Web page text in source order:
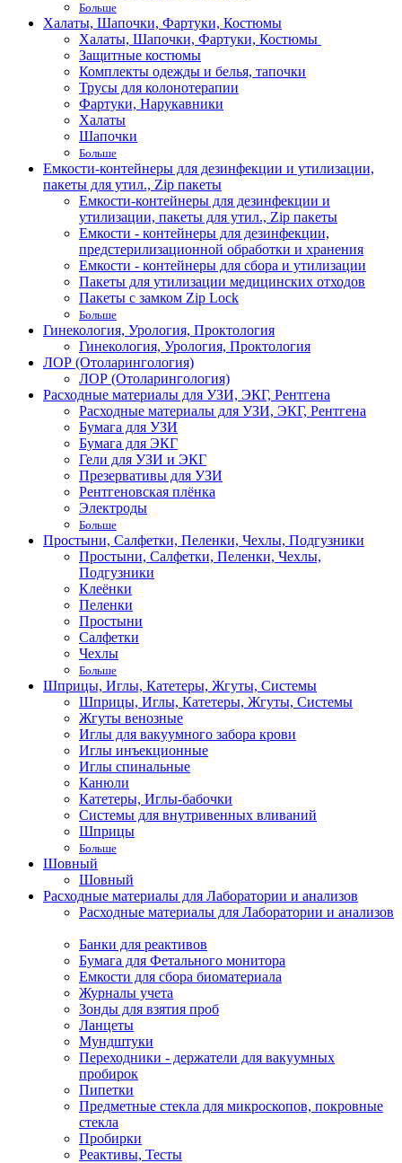
Больше
Халаты, Шапочки, Фартуки, Костюмы
Халаты, Шапочки, Фартуки, Костюмы
Защитные костюмы
Комплекты одежды и белья, тапочки
Трусы для колонотерапии
Фартуки, Нарукавники
Халаты
Шапочки
Больше
Емкости-контейнеры для дезинфекции и утилизации,
пакеты для утил., Zip пакеты
Емкости-контейнеры для дезинфекции и
утилизации, пакеты для утил., Zip пакеты
Емкости - контейнеры для дезинфекции,
предстерилизационной обработки и хранения
Емкости - контейнеры для сбора и утилизации
Пакеты для утилизации медицинских отходов
Пакеты с замком Zip Lock
Больше
Гинекология, Урология, Проктология
Гинекология, Урология, Проктология
ЛОР (Отоларингология)
ЛОР (Отоларингология)
Расходные материалы для УЗИ, ЭКГ, Рентгена
Расходные материалы для УЗИ, ЭКГ, Рентгена
Бумага для УЗИ
Бумага для ЭКГ
Гели для УЗИ и ЭКГ
Презервативы для УЗИ
Рентгеновская плёнка
Электроды
Больше
Простыни, Салфетки, Пеленки, Чехлы, Подгузники
Простыни, Салфетки, Пеленки, Чехлы,
Подгузники
Клеёнки
Пеленки
Простыни
Салфетки
Чехлы
Больше
Шприцы, Иглы, Катетеры, Жгуты, Системы
Шприцы, Иглы, Катетеры, Жгуты, Системы
Жгуты венозные
Иглы для вакуумного забора крови
Иглы инъекционные
Иглы спинальные
Канюли
Катетеры, Иглы-бабочки
Системы для внутривенных вливаний
Шприцы
Больше
Шовный
Шовный
Расходные материалы для Лаборатории и анализов
Расходные материалы для Лаборатории и анализов
Банки для реактивов
Бумага для Фетального монитора
Емкости для сбора биоматериала
Журналы учета
Зонды для взятия проб
Ланцеты
Мундштуки
Переходники - держатели для вакуумных
пробирок
Пипетки
Предметные стекла для микроскопов, покровные
стекла
Пробирки
Реактивы, Тесты